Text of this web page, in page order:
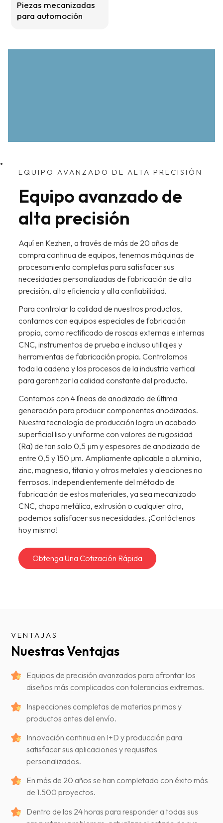
Piezas mecanizadas
para automoción
EQUIPO AVANZADO DE ALTA PRECISIÓN
Equipo avanzado de
alta precisión
Aquí en Kezhen, a través de más de 20 años de
compra continua de equipos, tenemos máquinas de
procesamiento completas para satisfacer sus
necesidades personalizadas de fabricación de alta
precisión, alta eficiencia y alta confiabilidad.
Para controlar la calidad de nuestros productos,
contamos con equipos especiales de fabricación
propia, como rectificado de roscas externas e internas
CNC, instrumentos de prueba e incluso utillajes y
herramientas de fabricación propia. Controlamos
toda la cadena y los procesos de la industria vertical
para garantizar la calidad constante del producto.
Contamos con 4 líneas de anodizado de última
generación para producir componentes anodizados.
Nuestra tecnología de producción logra un acabado
superficial liso y uniforme con valores de rugosidad
(Ra) de tan solo 0,5 µm y espesores de anodizado de
entre 0,5 y 150 µm. Ampliamente aplicable a aluminio,
zinc, magnesio, titanio y otros metales y aleaciones no
ferrosos. Independientemente del método de
fabricación de estos materiales, ya sea mecanizado
CNC, chapa metálica, extrusión o cualquier otro,
podemos satisfacer sus necesidades. ¡Contáctenos
hoy mismo!
Obtenga Una Cotización Rápida
VENTAJAS
Nuestras Ventajas
Equipos de precisión avanzados para afrontar los
diseños más complicados con tolerancias extremas.
Inspecciones completas de materias primas y
productos antes del envío.
Innovación continua en I+D y producción para
satisfacer sus aplicaciones y requisitos
personalizados.
En más de 20 años se han completado con éxito más
de 1.500 proyectos.
Dentro de las 24 horas para responder a todas sus